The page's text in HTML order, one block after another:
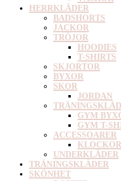
HERRKLÄDER
BADSHORTS
JACKOR
TRÖJOR
HOODIES
T-SHIRTS
SKJORTOR
BYXOR
SKOR
JORDAN
GYM
GYM T-
ACCESSOARER
KLOCKOR
UNDERKLÄDER
TRÄNINGSKLÄDER
SKÖNHET